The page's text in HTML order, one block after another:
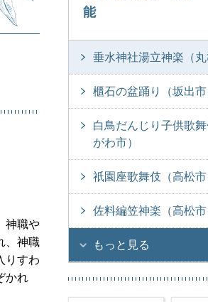
神職や
、神職
りすわ
かれ
能
垂水神社湯立神楽（丸
櫃石の盆踊り（坂出市
白鳥だんじり子供歌
がわ市）
祇園座歌舞伎（高松市
佐料編笠神楽（高松市
もっと見る